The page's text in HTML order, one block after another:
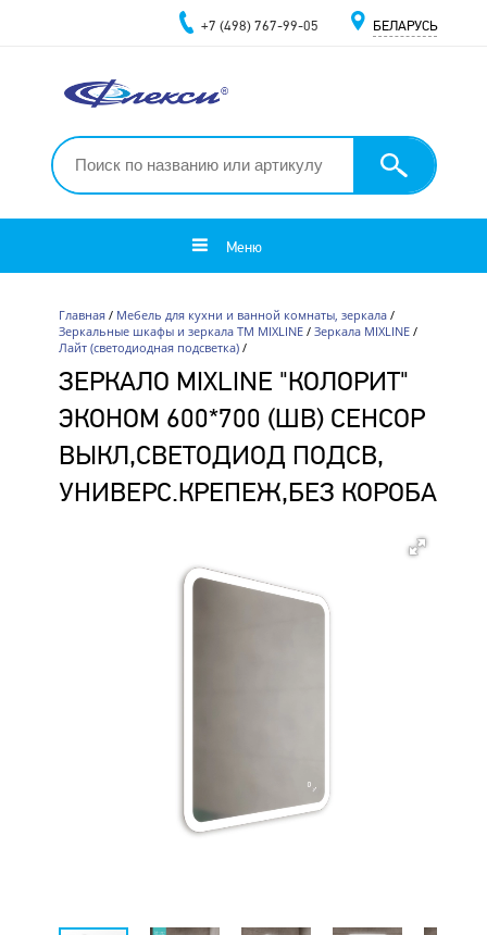
+7 (498) 767-99-05 БЕЛАРУСЬ
Меню
Главная/ Мебель для кухни и ванной комнаты, зеркала/
Зеркальные шкафы и зеркала ТМ MIXLINE/ Зеркала MIXLINE/
Лайт (светодиодная подсветка)/
ЗЕРКАЛО MIXLINE "КОЛОРИТ"
ЭКОНОМ 600*700 (ШВ) СЕНСОР
ВЫКЛ,СВЕТОДИОД ПОДСВ,
УНИВЕРС.КРЕПЕЖ,БЕЗ КОРОБА